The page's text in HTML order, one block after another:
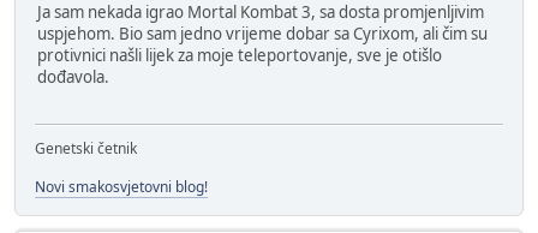
Ja sam nekada igrao Mortal Kombat 3, sa dosta promjenljivim
uspjehom. Bio sam jedno vrijeme dobar sa Cyrixom, ali čim su
protivnici našli lijek za moje teleportovanje, sve je otišlo
dođavola.
Genetski četnik
Novi smakosvjetovni blog!